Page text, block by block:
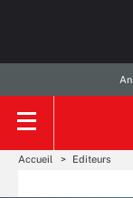
Accueil Editeurs